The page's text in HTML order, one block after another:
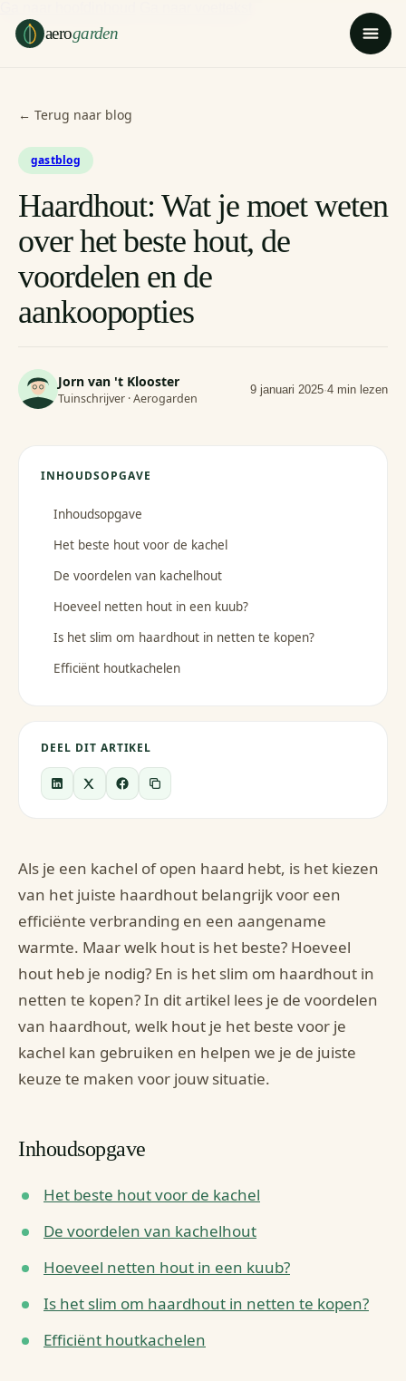
aerogarden
← Terug naar blog
gastblog
Haardhout: Wat je moet weten
over het beste hout, de
voordelen en de
aankoopopties
Jorn van 't Klooster
Tuinschrijver · Aerogarden
9 januari 2025·4 min lezen
INHOUDSOPGAVE
Inhoudsopgave
Het beste hout voor de kachel
De voordelen van kachelhout
Hoeveel netten hout in een kuub?
Is het slim om haardhout in netten te kopen?
Efficiënt houtkachelen
DEEL DIT ARTIKEL
Als je een kachel of open haard hebt, is het kiezen
van het juiste haardhout belangrijk voor een
efficiënte verbranding en een aangename
warmte. Maar welk hout is het beste? Hoeveel
hout heb je nodig? En is het slim om haardhout in
netten te kopen? In dit artikel lees je de voordelen
van haardhout, welk hout je het beste voor je
kachel kan gebruiken en helpen we je de juiste
keuze te maken voor jouw situatie.
Inhoudsopgave
Het beste hout voor de kachel
De voordelen van kachelhout
Hoeveel netten hout in een kuub?
Is het slim om haardhout in netten te kopen?
Efficiënt houtkachelen